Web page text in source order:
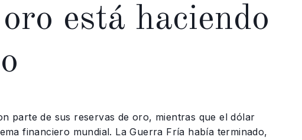
está haciendo
parte de sus reservas de oro, mientras que el dólar
financiero mundial. La Guerra Fría había terminado,